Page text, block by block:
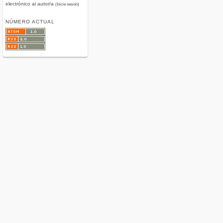
electrónico al autor/a (Inicie sesión)
NÚMERO ACTUAL